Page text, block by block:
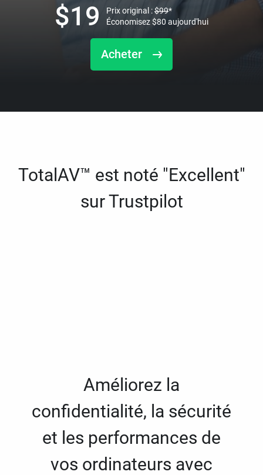
Acheter
$19 Prix original :$99*
Économisez$80 aujourd'hui
TotalAV™ est noté "Excellent"
sur Trustpilot
Améliorez la
confidentialité, la sécurité
et les performances de
vos ordinateurs avec